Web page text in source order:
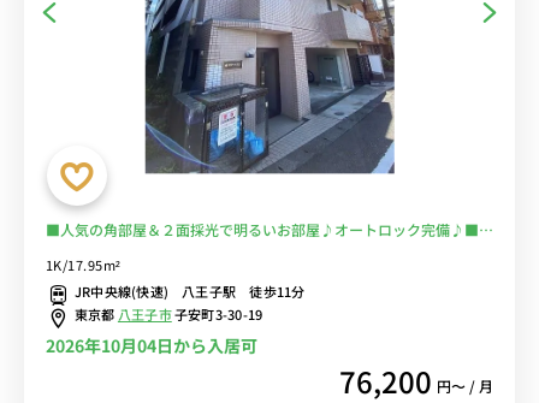
■人気の角部屋＆２面採光で明るいお部屋♪オートロック完備♪■駅
ル中！
1K/17.95m²
JR中央線(快速) 八王子駅 徒歩11分
東京都 八王子市子安町3-30-19
2026年10月04日から入居可
76,200 円〜 / 月